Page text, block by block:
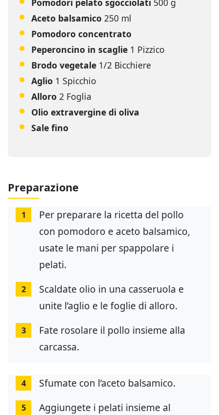
Pomodori pelato sgocciolati 500 g
Aceto balsamico 250 ml
Pomodoro concentrato
Peperoncino in scaglie 1 Pizzico
Brodo vegetale 1/2 Bicchiere
Aglio 1 Spicchio
Alloro 2 Foglia
Olio extravergine di oliva
Sale fino
Preparazione
1
Per preparare la ricetta del pollo
con pomodoro e aceto balsamico,
usate le mani per spappolare i
pelati.
2
Scaldate olio in una casseruola e
unite l’aglio e le foglie di alloro.
3
Fate rosolare il pollo insieme alla
carcassa.
4 Sfumate con l’aceto balsamico.
5
Aggiungete i pelati insieme al